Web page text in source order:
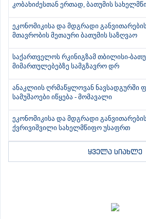
კობახიძესთან ერთად, ბათუმის
ეკონომიკისა და მდგრადი
მთავრობის მეთაური ბათუმის საზღვაო
საქართველოს რკინიგზამ თბილისი-
მიმართულებებზე სამგზავრო დრ
ანაკლიის ღრმაწყლოვან ნავსადგურში
სამუშაოები იწყება - მომავალი
ეკონომიკისა და მდგრადი
ქვრივიშვილი სახელმწიფო უსაფრთ
ყველა სიახლე